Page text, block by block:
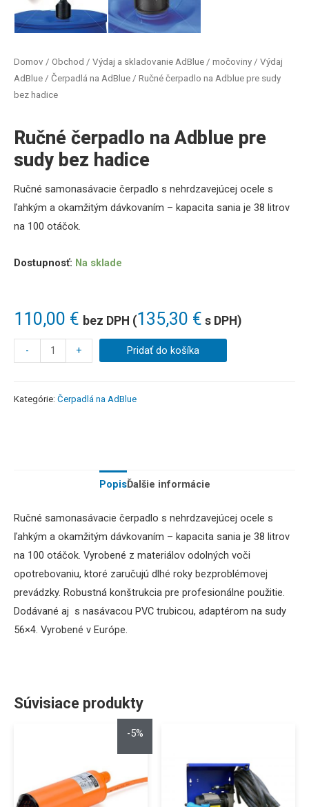
Domov / Obchod / Výdaj a skladovanie AdBlue / močoviny / Výdaj
AdBlue / Čerpadlá na AdBlue / Ručné čerpadlo na Adblue pre sudy
bez hadice
Ručné čerpadlo na Adblue pre
sudy bez hadice
110,00 € bez DPH (135,30 € s DPH)
Ručné samonasávacie čerpadlo s nehrdzavejúcej ocele s
ľahkým a okamžitým dávkovaním – kapacita sania je 38 litrov
na 100 otáčok.
Dostupnosť: Na sklade
- + Pridať do košíka
Kategórie: Čerpadlá na AdBlue
PopisĎalšie informácie
Ručné samonasávacie čerpadlo s nehrdzavejúcej ocele s
ľahkým a okamžitým dávkovaním – kapacita sania je 38 litrov
na 100 otáčok. Vyrobené z materiálov odolných voči
opotrebovaniu, ktoré zaručujú dlhé roky bezproblémovej
prevádzky. Robustná konštrukcia pre profesionálne použitie.
Dodávané aj s nasávacou PVC trubicou, adaptérom na sudy
56×4. Vyrobené v Európe.
Súvisiace produkty
-5%